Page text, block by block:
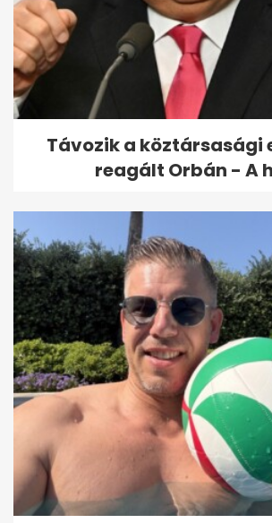
Emberi mulasztás
ütközött a Prága-
Eurocity
Távozik a köztársasági
reagált Orbán - A